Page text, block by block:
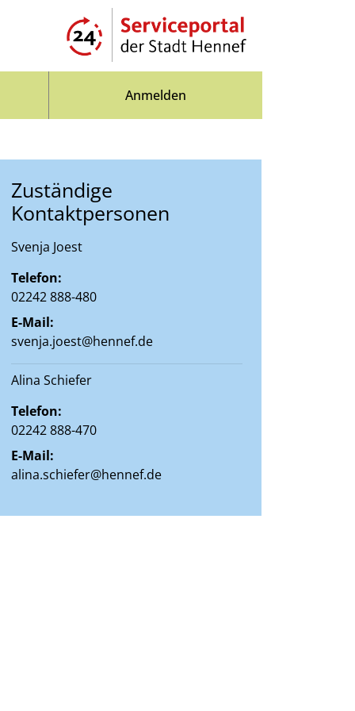
Anmelden
Zuständige
Kontaktpersonen
Svenja Joest
Telefon:
02242 888-480
E-Mail:
svenja.joest@hennef.de
Alina Schiefer
Telefon:
02242 888-470
E-Mail:
alina.schiefer@hennef.de